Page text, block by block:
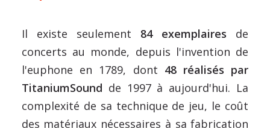
Il existe seulement 84 exemplaires de
concerts au monde, depuis l'invention de
l'euphone en 1789, dont 48 réalisés par
TitaniumSound de 1997 à aujourd'hui. La
complexité de sa technique de jeu, le coût
des matériaux nécessaires à sa fabrication